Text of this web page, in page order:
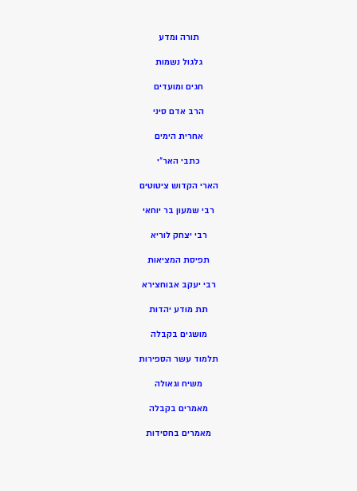
תורה ומדע
גלגול נשמות
חגים ומועדים
הרב אדם סיני
אחרית הימים
כתבי האר”י
הארי הקדוש ציטוטים
רבי שמעון בר יוחאי
רבי יצחק לוריא
תפיסת המציאות
רבי יעקב אבוחצירא
תת מודע יהדות
מושגים בקבלה
תלמוד עשר הספירות
משיח וגאולה
מאמרים בקבלה
מאמרים בחסידות